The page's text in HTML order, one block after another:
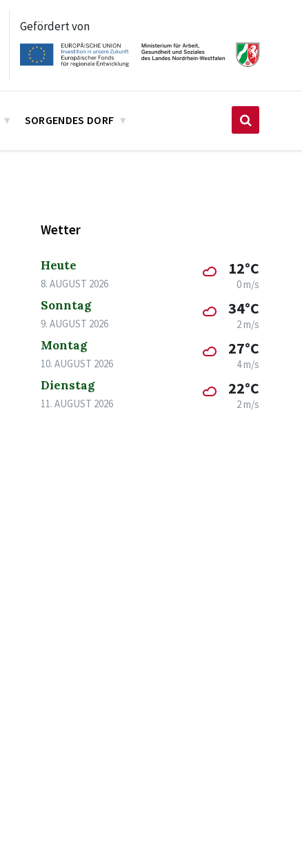
Gefördert von
SORGENDES DORF
Wetter
Heute
8. AUGUST 2026
12°C
0 m/s
Sonntag
9. AUGUST 2026
34°C
2 m/s
Montag
10. AUGUST 2026
27°C
4 m/s
Dienstag
11. AUGUST 2026
22°C
2 m/s